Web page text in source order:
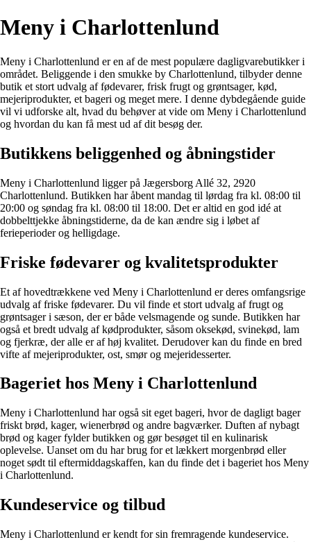
Meny i Charlottenlund
Meny i Charlottenlund er en af ​​de mest populære dagligvarebutikker i
området. Beliggende i den smukke by Charlottenlund, tilbyder denne
butik et stort udvalg af fødevarer, frisk frugt og grøntsager, kød,
mejeriprodukter, et bageri og meget mere. I denne dybdegående guide
vil vi udforske alt, hvad du behøver at vide om Meny i Charlottenlund
og hvordan du kan få mest ud af dit besøg der.
Butikkens beliggenhed og åbningstider
Meny i Charlottenlund ligger på Jægersborg Allé 32, 2920
Charlottenlund. Butikken har åbent mandag til lørdag fra kl. 08:00 til
20:00 og søndag fra kl. 08:00 til 18:00. Det er altid en god idé at
dobbelttjekke åbningstiderne, da de kan ændre sig i løbet af
ferieperioder og helligdage.
Friske fødevarer og kvalitetsprodukter
Et af hovedtrækkene ved Meny i Charlottenlund er deres omfangsrige
udvalg af friske fødevarer. Du vil finde et stort udvalg af frugt og
grøntsager i sæson, der er både velsmagende og sunde. Butikken har
også et bredt udvalg af kødprodukter, såsom oksekød, svinekød, lam
og fjerkræ, der alle er af høj kvalitet. Derudover kan du finde en bred
vifte af mejeriprodukter, ost, smør og mejeridesserter.
Bageriet hos Meny i Charlottenlund
Meny i Charlottenlund har også sit eget bageri, hvor de dagligt bager
friskt brød, kager, wienerbrød og andre bagværker. Duften af ​​nybagt
brød og kager fylder butikken og gør besøget til en kulinarisk
oplevelse. Uanset om du har brug for et lækkert morgenbrød eller
noget sødt til eftermiddagskaffen, kan du finde det i bageriet hos Meny
i Charlottenlund.
Kundeservice og tilbud
Meny i Charlottenlund er kendt for sin fremragende kundeservice.